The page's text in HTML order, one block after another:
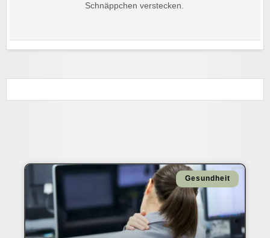
Schnäppchen verstecken.
Gesundheit